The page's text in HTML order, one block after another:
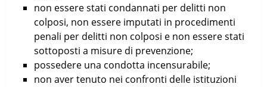
non essere stati condannati per delitti non
colposi, non essere imputati in procedimenti
penali per delitti non colposi e non essere stati
sottoposti a misure di prevenzione;
possedere una condotta incensurabile;
non aver tenuto nei confronti delle istituzioni